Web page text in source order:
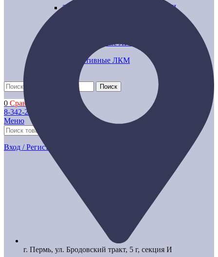
Запчасти к оборудованию YOKIJI
Промышленные ЛКМ
Декоративные ЛКМ
Поиск
0 Сравнить
8-342-206-72-22
Меню
Вход / Регистрация
г. Пермь, ул. Бродовский тракт, 5 г, секция И